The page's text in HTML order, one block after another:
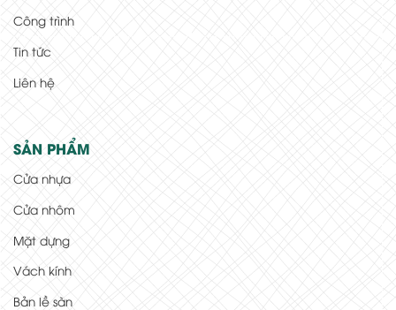
Công trình
Tin tức
Liên hệ
SẢN PHẨM
Cửa nhựa
Cửa nhôm
Mặt dựng
Vách kính
Bản lề sàn